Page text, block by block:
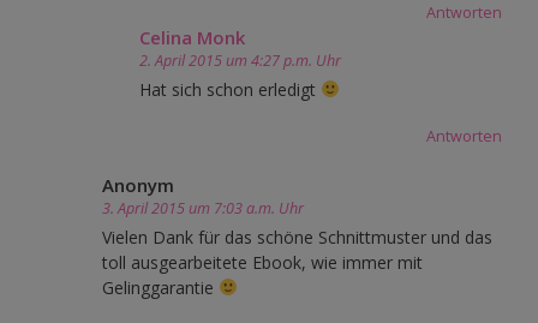
Antworten
Celina Monk
2. April 2015 um 4:27 p.m. Uhr
Hat sich schon erledigt
Antworten
Anonym
3. April 2015 um 7:03 a.m. Uhr
Vielen Dank für das schöne Schnittmuster und das
toll ausgearbeitete Ebook, wie immer mit
Gelinggarantie